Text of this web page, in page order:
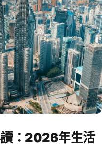
：2026年生活